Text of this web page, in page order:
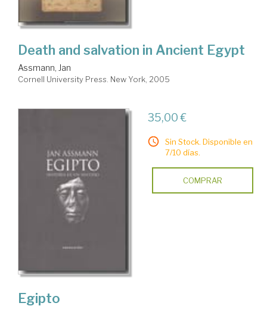
Death and salvation in Ancient Egypt
Assmann, Jan
Cornell University Press. New York, 2005
35,00 €
Sin Stock. Disponible en
7/10 días.
COMPRAR
Egipto